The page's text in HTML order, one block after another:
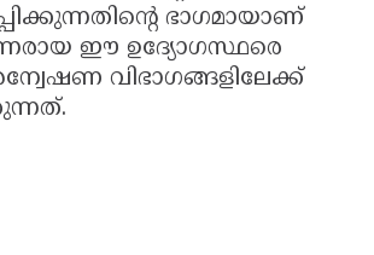
ഭാഗമായാണ്
ഈ ഉദ്യോഗസ്ഥരെ
വിഭാഗങ്ങളിലേക്ക്